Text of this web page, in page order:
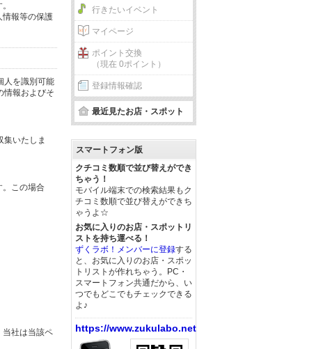
情報等の保護
人を識別可能
情報およびそ
集いたしま
この場合
当社は当該ペ
行きたいイベント
マイページ
ポイント交換
（現在 0ポイント）
登録情報確認
最近見たお店・スポット
スマートフォン版
クチコミ数順で並び替えができ
ちゃう！
モバイル端末での検索結果もク
チコミ数順で並び替えができち
ゃうよ☆
お気に入りのお店・スポットリ
ストを持ち運べる！
ずくラボ！メンバーに登録する
と、お気に入りのお店・スポッ
トリストが作れちゃう。PC・
スマートフォン共通だから、い
つでもどこでもチェックできる
よ♪
https://www.zukulabo.net/